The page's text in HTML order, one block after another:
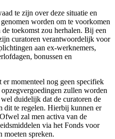
te zijn over deze situatie en
worden om te voorkomen
toekomst zou herhalen. Bij een
curatoren verantwoordelijk voor
aan ex-werknemers,
bonussen en
momenteel nog geen specifiek
zullen worden
duidelijk dat de curatoren de
dit te regelen. Hierbij kunnen er
zal men activa van de
via het Fonds voor
moeten spreken.